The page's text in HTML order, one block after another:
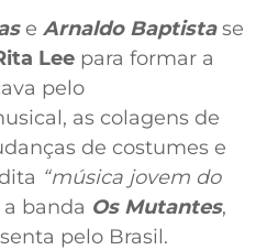
e Arnaldo Baptistase
Leepara formar a
pelo
as colagens de
de costumes e
“música jovem do
banda Os Mutantes,
pelo Brasil.